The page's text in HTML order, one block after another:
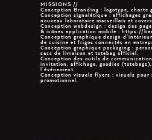
MISSIONS //
Conception Branding : logotype, charte
Conception signalétique : affichages
nouveau laboratoire marseillais et
Conception webdesign : design des
& icônes application mobile : https://
Conception graphique design
de cuisine et frigos connectés en
Conception graphique packaging :
sacs de livraison et totebag officiel.
Conception des outils de
invitation, affichage, goodies
l’événement.
Conception visuels flyers : visuels pour
promotionnel.